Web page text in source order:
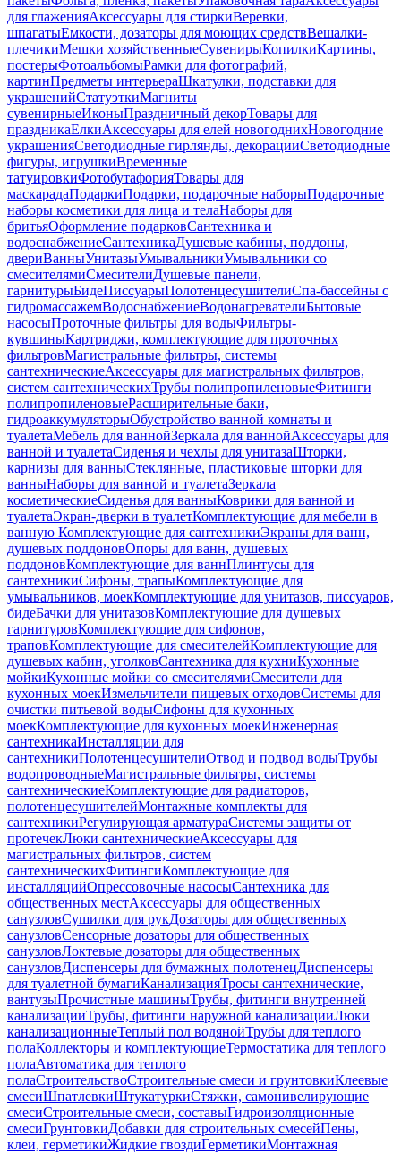
для глаженияАксессуары для стиркиВеревки,
шпагатыЕмкости, дозаторы для моющих средствВешалки-
плечикиМешки хозяйственныеСувенирыКопилкиКартины,
постерыФотоальбомыРамки для фотографий,
картинПредметы интерьераШкатулки, подставки для
украшенийСтатуэткиМагниты
сувенирныеИконыПраздничный декорТовары для
праздникаЕлкиАксессуары для елей новогоднихНовогодние
украшенияСветодиодные гирлянды, декорацииСветодиодные
фигуры, игрушкиВременные
татуировкиФотобутафорияТовары для
маскарадаПодаркиПодарки, подарочные наборыПодарочные
наборы косметики для лица и телаНаборы для
бритьяОформление подарковСантехника и
водоснабжениеСантехникаДушевые кабины, поддоны,
двериВанныУнитазыУмывальникиУмывальники со
смесителямиСмесителиДушевые панели,
гарнитурыБидеПиссуарыПолотенцесушителиСпа-бассейны с
гидромассажемВодоснабжениеВодонагревателиБытовые
насосыПроточные фильтры для водыФильтры-
кувшиныКартриджи, комплектующие для проточных
фильтровМагистральные фильтры, системы
сантехническиеАксессуары для магистральных фильтров,
систем сантехническихТрубы полипропиленовыеФитинги
полипропиленовыеРасширительные баки,
гидроаккумуляторыОбустройство ванной комнаты и
туалетаМебель для ваннойЗеркала для ваннойАксессуары для
ванной и туалетаСиденья и чехлы для унитазаШторки,
карнизы для ванныСтеклянные, пластиковые шторки для
ванныНаборы для ванной и туалетаЗеркала
косметическиеСиденья для ванныКоврики для ванной и
туалетаЭкран-дверки в туалетКомплектующие для мебели в
ванную Комплектующие для сантехникиЭкраны для ванн,
душевых поддоновОпоры для ванн, душевых
поддоновКомплектующие для ваннПлинтусы для
сантехникиСифоны, трапыКомплектующие для
умывальников, моекКомплектующие для унитазов, писсуаров,
бидеБачки для унитазовКомплектующие для душевых
гарнитуровКомплектующие для сифонов,
траповКомплектующие для смесителейКомплектующие для
душевых кабин, уголковСантехника для кухниКухонные
мойкиКухонные мойки со смесителямиСмесители для
кухонных моекИзмельчители пищевых отходовСистемы для
очистки питьевой водыСифоны для кухонных
моекКомплектующие для кухонных моекИнженерная
сантехникаИнсталляции для
сантехникиПолотенцесушителиОтвод и подвод водыТрубы
водопроводныеМагистральные фильтры, системы
сантехническиеКомплектующие для радиаторов,
полотенцесушителейМонтажные комплекты для
сантехникиРегулирующая арматураСистемы защиты от
протечекЛюки сантехническиеАксессуары для
магистральных фильтров, систем
сантехническихФитингиКомплектующие для
инсталляцийОпрессовочные насосыСантехника для
общественных местАксессуары для общественных
санузловСушилки для рукДозаторы для общественных
санузловСенсорные дозаторы для общественных
санузловЛоктевые дозаторы для общественных
санузловДиспенсеры для бумажных полотенецДиспенсеры
для туалетной бумагиКанализацияТросы сантехнические,
вантузыПрочистные машиныТрубы, фитинги внутренней
канализацииТрубы, фитинги наружной канализацииЛюки
канализационныеТеплый пол водянойТрубы для теплого
полаКоллекторы и комплектующиеТермостатика для теплого
полаАвтоматика для теплого
полаСтроительствоСтроительные смеси и грунтовкиКлеевые
смесиШпатлевкиШтукатуркиСтяжки, самонивелирующие
смесиСтроительные смеси, составыГидроизоляционные
смесиГрунтовкиДобавки для строительных смесейПены,
клеи, герметикиЖидкие гвоздиГерметикиМонтажная